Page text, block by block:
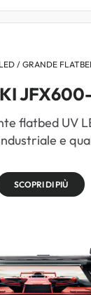
/ GRANDE
flatbed UV
e
SCOPRI DI PIÙ